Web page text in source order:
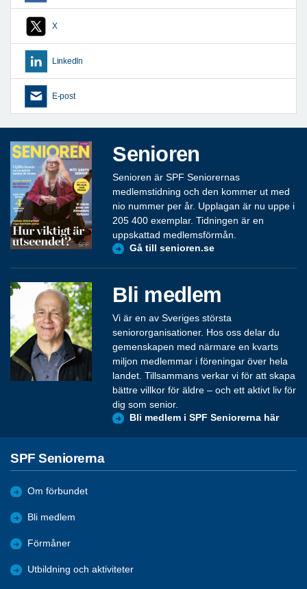
X
LinkedIn
E-post
Senioren
Senioren är SPF Seniorernas
medlemstidning och den kommer ut med
nio nummer per år. Upplagan är nu uppe i
205 400 exemplar. Tidningen är en
uppskattad medlemsförmån.
Gå till senioren.se
Bli medlem
Vi är en av Sveriges största
seniororganisationer. Hos oss delar du
gemenskapen med närmare en kvarts
miljon medlemmar i föreningar över hela
landet. Tillsammans verkar vi för att skapa
bättre villkor för äldre – och ett aktivt liv för
dig som senior.
Bli medlem i SPF Seniorerna här
SPF Seniorerna
Om förbundet
Bli medlem
Förmåner
Utbildning och aktiviteter